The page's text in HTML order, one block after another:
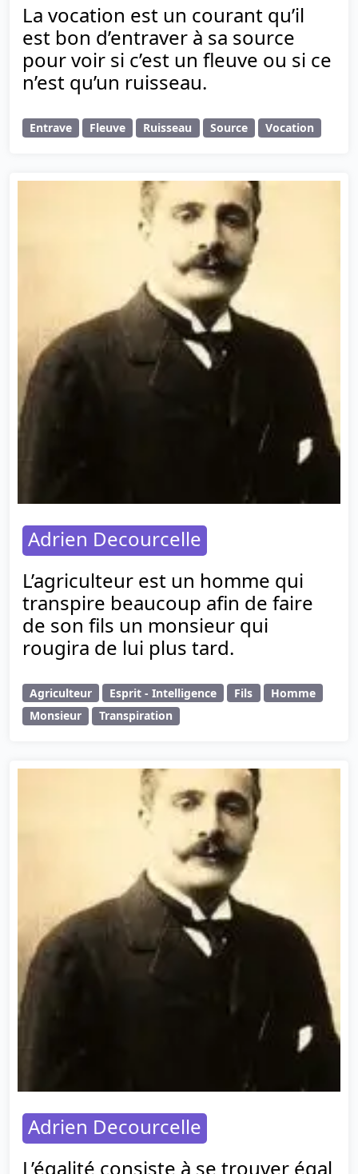
La vocation est un courant qu’il
est bon d’entraver à sa source
pour voir si c’est un fleuve ou si ce
n’est qu’un ruisseau.
Entrave Fleuve Ruisseau Source Vocation
Adrien Decourcelle
L’agriculteur est un homme qui
transpire beaucoup afin de faire
de son fils un monsieur qui
rougira de lui plus tard.
Agriculteur Esprit - Intelligence Fils
Homme
Monsieur
Transpiration
Adrien Decourcelle
L’égalité consiste à se trouver égal